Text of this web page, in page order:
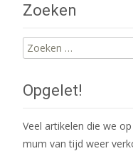
Zoeken
Zoeken
naar:
Opgelet!
Veel artikelen die we
mum van tijd weer